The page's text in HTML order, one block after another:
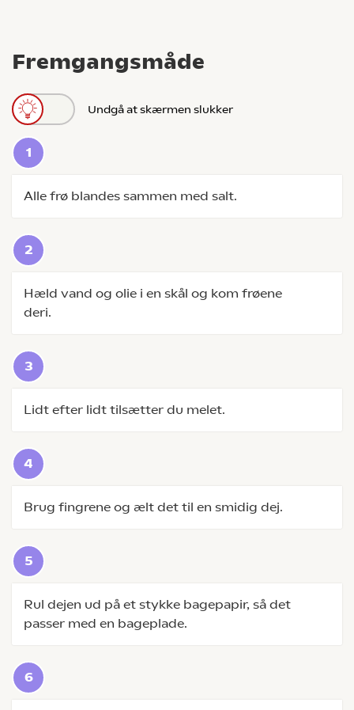
Fremgangsmåde
Undgå at skærmen slukker
Alle frø blandes sammen med salt.
Hæld vand og olie i en skål og kom frøene
deri.
Lidt efter lidt tilsætter du melet.
Brug fingrene og ælt det til en smidig dej.
Rul dejen ud på et stykke bagepapir, så det
passer med en bageplade.